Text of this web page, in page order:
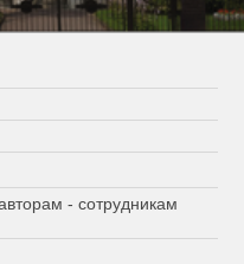
- сотрудникам